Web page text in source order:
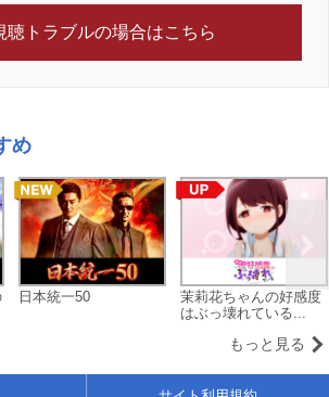
聴トラブルの場合はこちら
め
日本統一50
茉莉花ちゃんの好感度
はぶっ壊れている...
もっと見る